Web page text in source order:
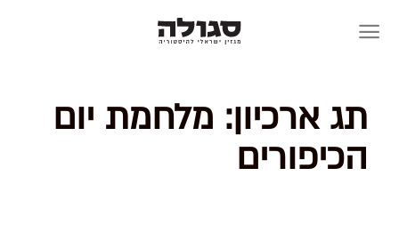
תג ארכיון: מלחמת יום
הכיפורים